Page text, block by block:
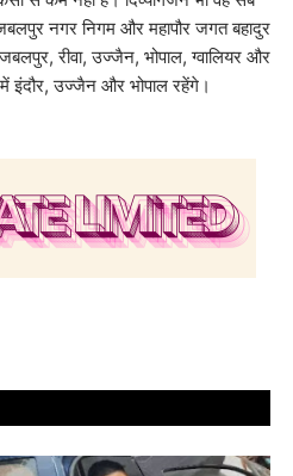
नगर निगम और महापौर जगत बहादुर
रीवा, उज्जैन, भोपाल, ग्वालियर और
इंदौर, उज्जैन और भोपाल रहेंगे।